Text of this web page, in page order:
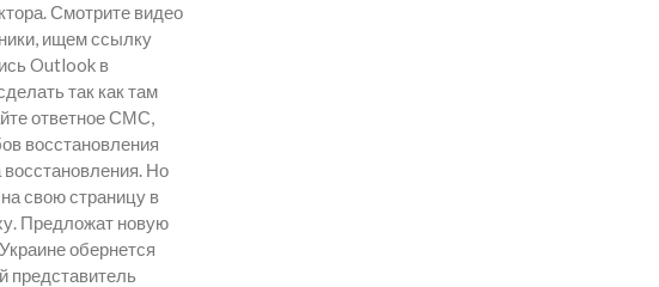
Смотрите видео
ищем ссылку
Outlook в
так как там
ответное СМС,
восстановления
Но
свою страницу в
Предложат новую
обернется
представитель